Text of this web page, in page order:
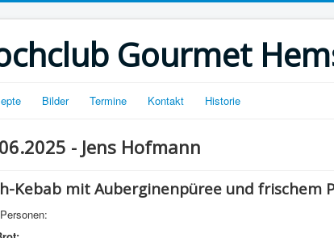
Gourmet
Bilder Termine Kontakt Historie
- Jens Hofmann
Kebab mit Auberginenpüree und frischem